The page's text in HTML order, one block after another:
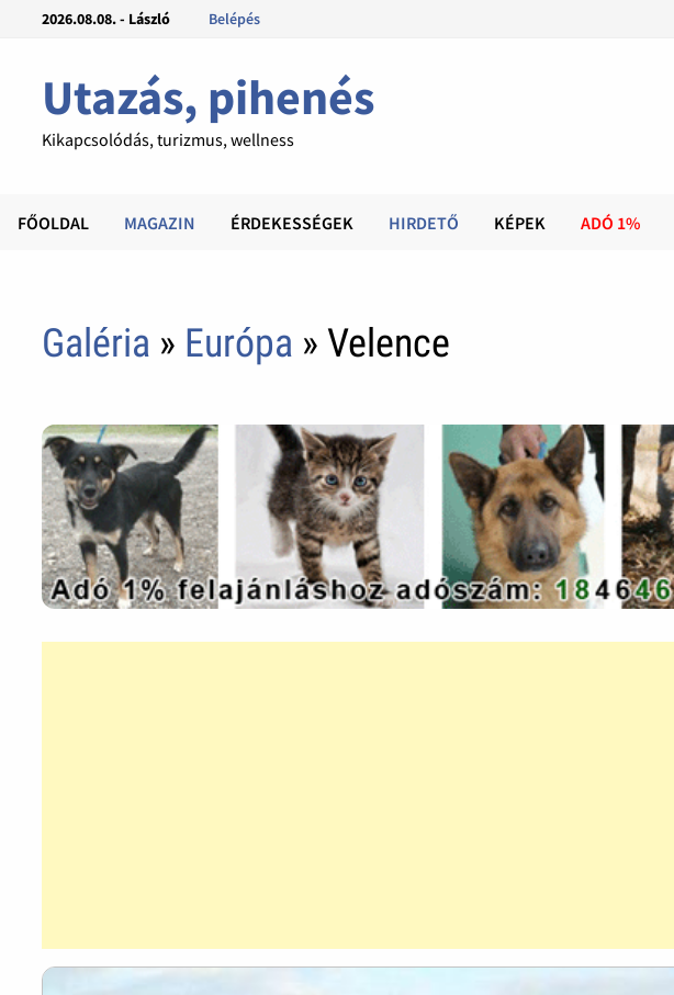
2026.08.08. - László Belépés
Utazás, pihenés
Kikapcsolódás, turizmus, wellness
FŐOLDAL MAGAZIN ÉRDEKESSÉGEK HIRDETŐ KÉPEK ADÓ 1%
Galéria » Európa » Velence